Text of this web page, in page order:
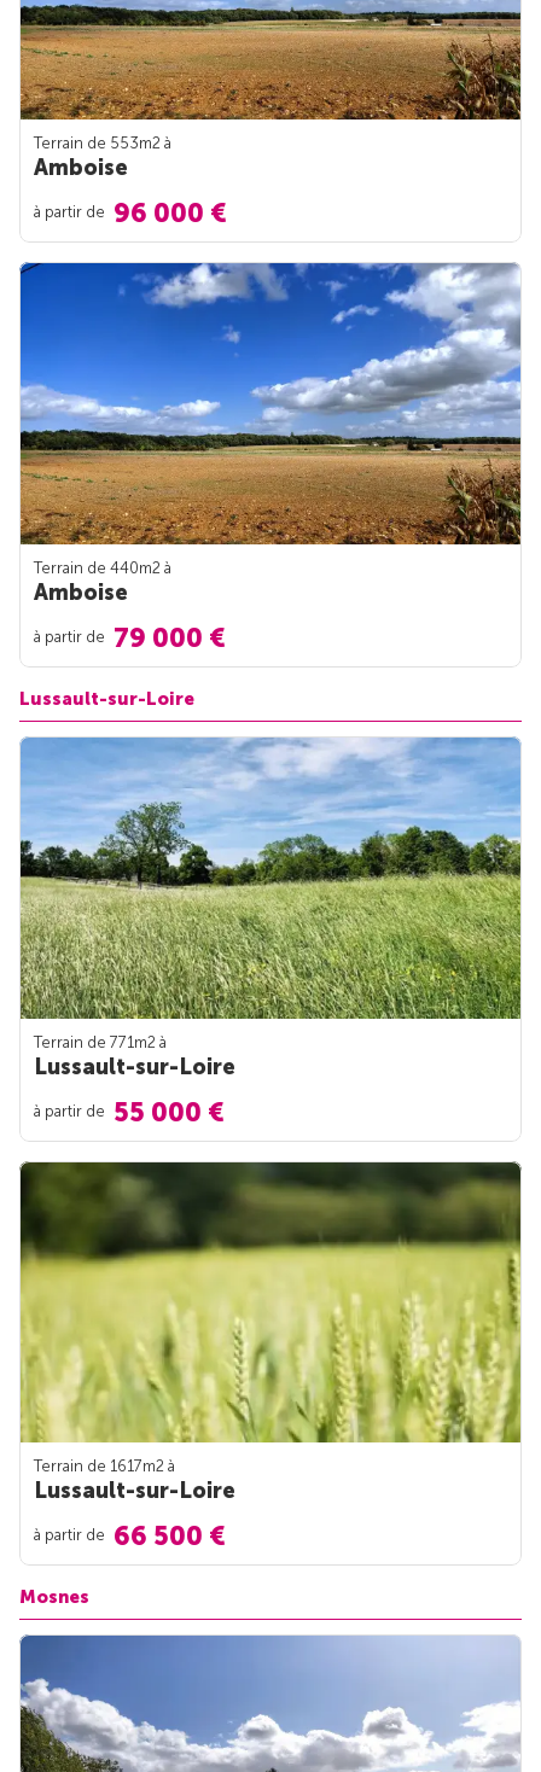
Terrain de 553m2 à
Amboise
à partir de 96 000 €
Terrain de 440m2 à
Amboise
à partir de 79 000 €
Lussault-sur-Loire
Terrain de 771m2 à
Lussault-sur-Loire
à partir de 55 000 €
Terrain de 1617m2 à
Lussault-sur-Loire
à partir de 66 500 €
Mosnes